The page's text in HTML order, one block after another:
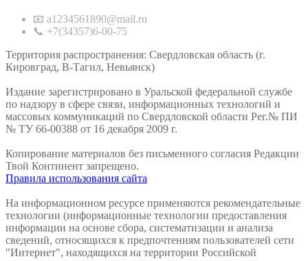
📧 a1234561890@mail.ru
📞 +7(34357)6-00-75
Территория распространения: Свердловская область (г.
Кировград, В-Тагил, Невьянск)
Издание зарегистрировано в Уральской федеральной службе
по надзору в сфере связи, информационных технологий и
массовых коммуникаций по Свердловской области Рег.№ ПИ
№ ТУ 66-00388 от 16 декабря 2009 г.
Копирование материалов без письменного согласия Редакции
Твой Континент запрещено.
Правила использования сайта
На информационном ресурсе применяются рекомендательные
технологии (информационные технологии предоставления
информации на основе сбора, систематизации и анализа
сведений, относящихся к предпочтениям пользователей сети
"Интернет", находящихся на территории Российской